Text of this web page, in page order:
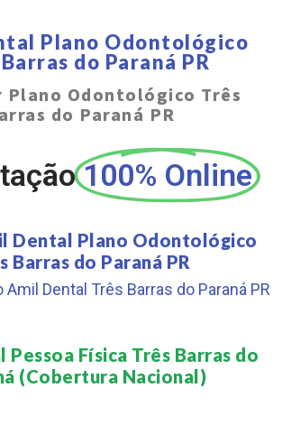
Plano Odontológico
do Paraná PR
Plano Odontológico Três
do Paraná PR
100% Online
Dental Plano Odontológico
Barras do Paraná PR
Amil Dental Três Barras do Paraná PR
Física Três Barras do
(Cobertura Nacional)​